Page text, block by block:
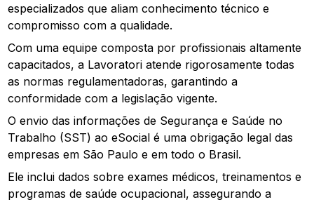
especializados que aliam conhecimento técnico e
compromisso com a qualidade.
Com uma equipe composta por profissionais altamente
capacitados, a Lavoratori atende rigorosamente todas
as normas regulamentadoras, garantindo a
conformidade com a legislação vigente.
O envio das informações de Segurança e Saúde no
Trabalho (SST) ao eSocial é uma obrigação legal das
empresas em São Paulo e em todo o Brasil.
Ele inclui dados sobre exames médicos, treinamentos e
programas de saúde ocupacional, assegurando a